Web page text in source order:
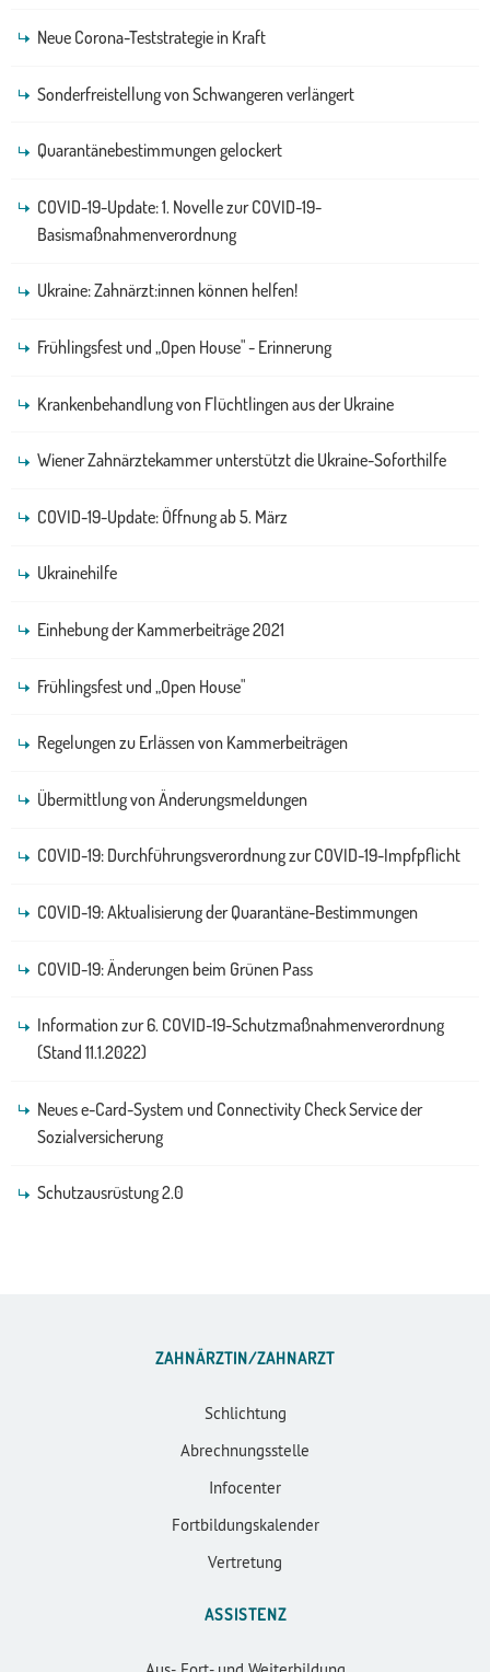
Neue Corona-Teststrategie in Kraft
Sonderfreistellung von Schwangeren verlängert
Quarantänebestimmungen gelockert
COVID-19-Update: 1. Novelle zur COVID-19-
Basismaßnahmenverordnung
Ukraine: Zahnärzt:innen können helfen!
Frühlingsfest und „Open House" - Erinnerung
Krankenbehandlung von Flüchtlingen aus der Ukraine
Wiener Zahnärztekammer unterstützt die Ukraine-Soforthilfe
COVID-19-Update: Öffnung ab 5. März
Ukrainehilfe
Einhebung der Kammerbeiträge 2021
Frühlingsfest und „Open House"
Regelungen zu Erlässen von Kammerbeiträgen
Übermittlung von Änderungsmeldungen
COVID-19: Durchführungsverordnung zur COVID-19-Impfpflicht
COVID-19: Aktualisierung der Quarantäne-Bestimmungen
COVID-19: Änderungen beim Grünen Pass
Information zur 6. COVID-19-Schutzmaßnahmenverordnung
(Stand 11.1.2022)
Neues e-Card-System und Connectivity Check Service der
Sozialversicherung
Schutzausrüstung 2.0
ZAHNÄRZTIN/ZAHNARZT
Schlichtung
Abrechnungsstelle
Infocenter
Fortbildungskalender
Vertretung
ASSISTENZ